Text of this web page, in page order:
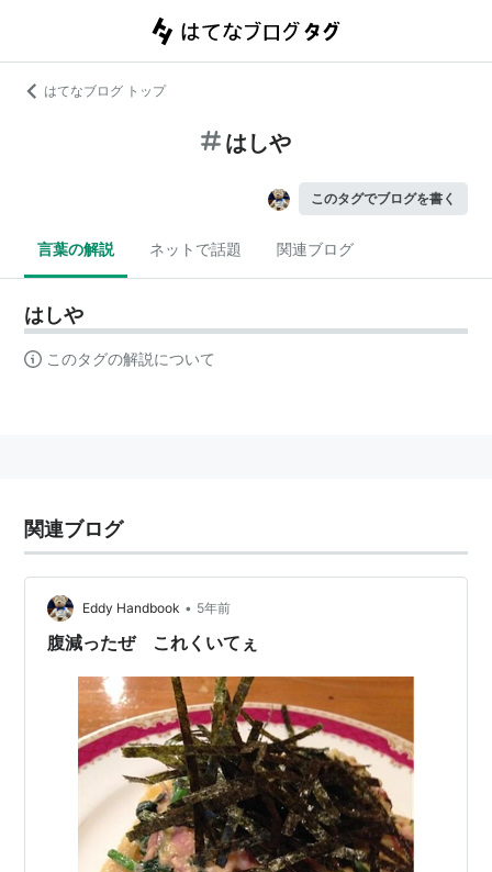
はてなブログ トップ
はしや
このタグでブログを書く
言葉の解説 ネットで話題 関連ブログ
はしや
このタグの解説について
関連ブログ
Eddy Handbook • 5年前
腹減ったぜ これくいてぇ